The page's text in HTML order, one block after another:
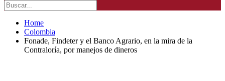
Home
Colombia
Fonade, Findeter y el Banco Agrario, en la mira de la
Contraloría, por manejos de dineros